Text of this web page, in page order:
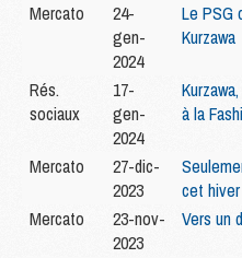
Mercato
24-
gen-
2024
Le PSG
Kurzawa
Rés.
sociaux
17-
gen-
2024
à la
Mercato
27-dic-
2023
cet hiver
Mercato
23-nov-
2023
Vers un